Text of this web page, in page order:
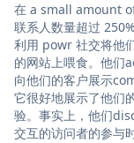
在 a small amount
联系人数量超过
利用 powr 社交将他
的网站上喂食。他
向他们的客户展示
它很好地展示了他们
验。事实上，他们
交互的访问者的参与